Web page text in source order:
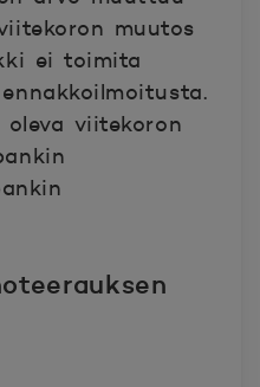
muutos
ei toimita
oleva viitekoron